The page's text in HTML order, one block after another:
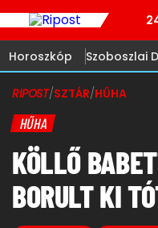
Horoszkóp Szoboszlai
RIPOST/SZTÁR/HŰHA
HŰHA
KÖLLŐ
BORULT KI